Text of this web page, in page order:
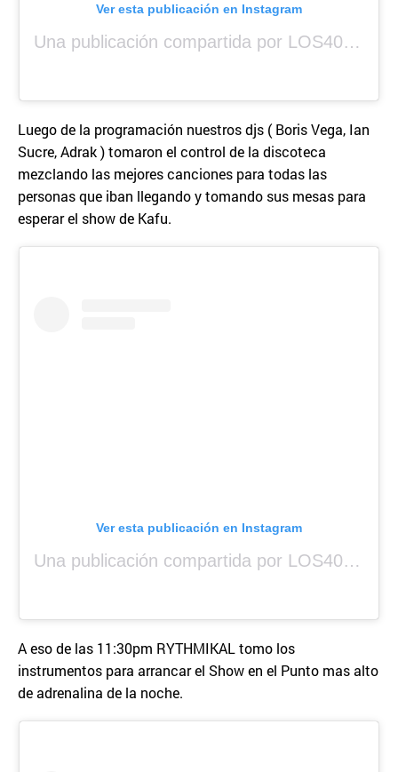
Ver esta publicación en Instagram
Una publicación compartida por LOS40 Panamá (@los40panama)
Luego de la programación nuestros djs ( Boris Vega, Ian
Sucre, Adrak ) tomaron el control de la discoteca
mezclando las mejores canciones para todas las
personas que iban llegando y tomando sus mesas para
esperar el show de Kafu.
Ver esta publicación en Instagram
Una publicación compartida por LOS40 Panamá (@los40panama)
A eso de las 11:30pm RYTHMIKAL tomo los
instrumentos para arrancar el Show en el Punto mas alto
de adrenalina de la noche.